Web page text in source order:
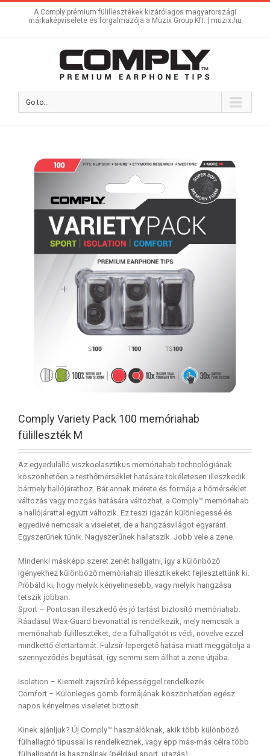
A Comply prémium fülillesztékek kizárólagos magyarországi
márkaképviselete és forgalmazója a Muzix Group Kft. | muzix.hu
Go to...
Comply Variety Pack 100 memóriahab
fülilleszték M
Az egyedülálló viszkoelasztikus memóriahab technológiának
köszönhetően a testhőmérséklet hatására tökéletesen illeszkedik
bármely hallójárathoz. Bár annak mérete és formája a hőmérséklet
változás vagy mozgás hatására változhat, a Comply™ memóriahab
a hallójárattal együtt változik. Ez teszi igazán különlegessé és
egyedivé nemcsak a viseletet, de a hangzásvilágot egyaránt.
Egyszerűnek tűnik. Nagyszerűnek hallatszik. Jobb vele a zene.
Mindenki másképp szeret zenét hallgatni, így a különböző
igényekhez különböző memóriahab illesztlkekekt fejlesztettünk ki.
Próbáld ki, hogy melyik kényelmesebb, vagy melyik hangzása
tetszik jobban.
Sport – Pontosan illeszkedő és jó tartást biztosító memóriahab.
Ráadásul Wax-Guard bevonattal is rendelkezik, mely nemcsak a
memóriahab fülillesztéket, de a fülhallgatót is védi, növelve ezzel
mindkettő élettartamát. Fülzsír-lepergető hatása miatt meggátolja a
szennyeződés bejutását, így semmi sem állhat a zene útjába.
Isolation – Kiemelt zajszűrő képességgel rendelkezik.
Comfort – Különleges gömb formájának köszönhetően egész
napos kényelmes viseletet biztosít.
Kinek ajánljuk? Új Comply™ használóknak, akik több különböző
fülhallagtó típussal is rendelkeznek, vagy épp más-más célra több
fülhallgatót is használnak (például sport, utazás).